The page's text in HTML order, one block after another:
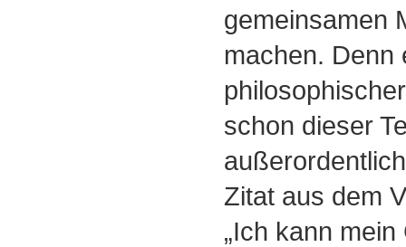
gemeinsamen
machen. Denn
schon dieser
Zitat aus dem
„Ich kann